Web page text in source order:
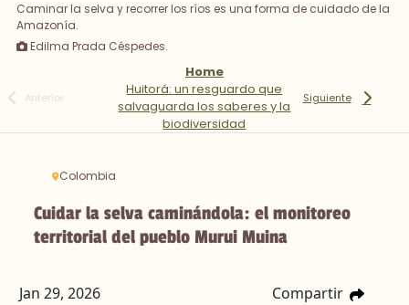
Caminar la selva y recorrer los ríos es una forma de cuidado de la
Amazonía.
Edilma Prada Céspedes.
Anterior
Home
Huitorá: un resguardo que
salvaguarda los saberes y la
biodiversidad
Siguiente
Colombia
Cuidar la selva caminándola: el monitoreo
territorial del pueblo Murui Muina
Jan 29, 2026 Compartir